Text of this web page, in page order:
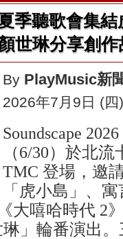
季聽歌會集
世琳分享創作
By PlayMusic新
2026年7月9日 (四)
Soundscape
（6/30）於北
TMC 登場，邀
「虎小島」、
大嘻哈時代 2
」輪番演出